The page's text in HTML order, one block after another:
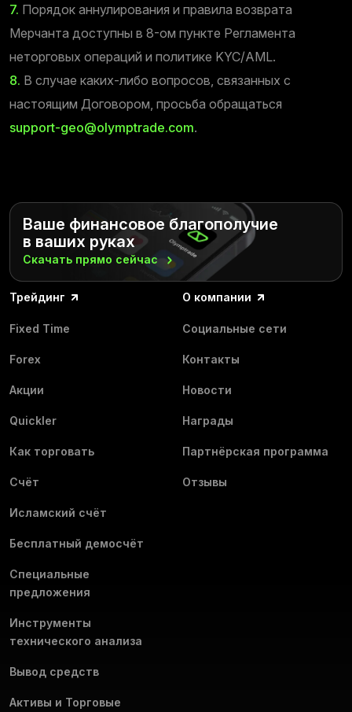
7. Порядок аннулирования и правила возврата
Мерчанта доступны в 8-ом пункте Регламента
неторговых операций и политике KYC/AML.
8. В случае каких-либо вопросов, связанных с
настоящим Договором, просьба обращаться
support-geo@olymptrade.com.
Ваше финансовое благополучие
в ваших руках
Скачать прямо сейчас
Трейдинг
Fixed Time
Forex
Акции
Quickler
Как торговать
Счёт
Исламский счёт
Бесплатный демосчёт
Специальные
предложения
Инструменты
технического анализа
Вывод средств
Активы и Торговые
О компании
Социальные сети
Контакты
Новости
Награды
Партнёрская программа
Отзывы